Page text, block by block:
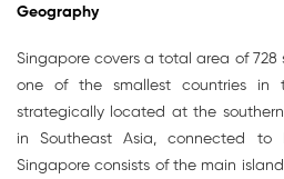
Geography
Singapore covers a total area of 728
one of the smallest countries in
strategically located at the
in Southeast Asia, connected to
Singapore consists of the main